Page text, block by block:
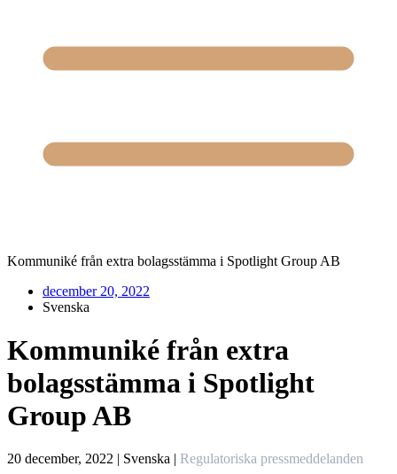
Kommuniké från extra bolagsstämma i Spotlight Group AB
december 20, 2022
Svenska
Kommuniké från extra
bolagsstämma i Spotlight
Group AB
20 december, 2022 | Svenska | Regulatoriska pressmeddelanden